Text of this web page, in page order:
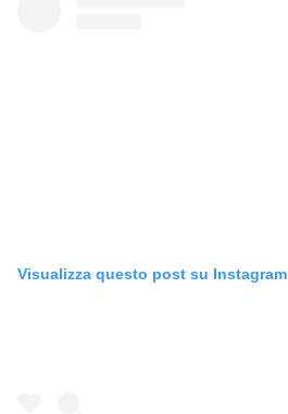
Visualizza questo post su Instagram